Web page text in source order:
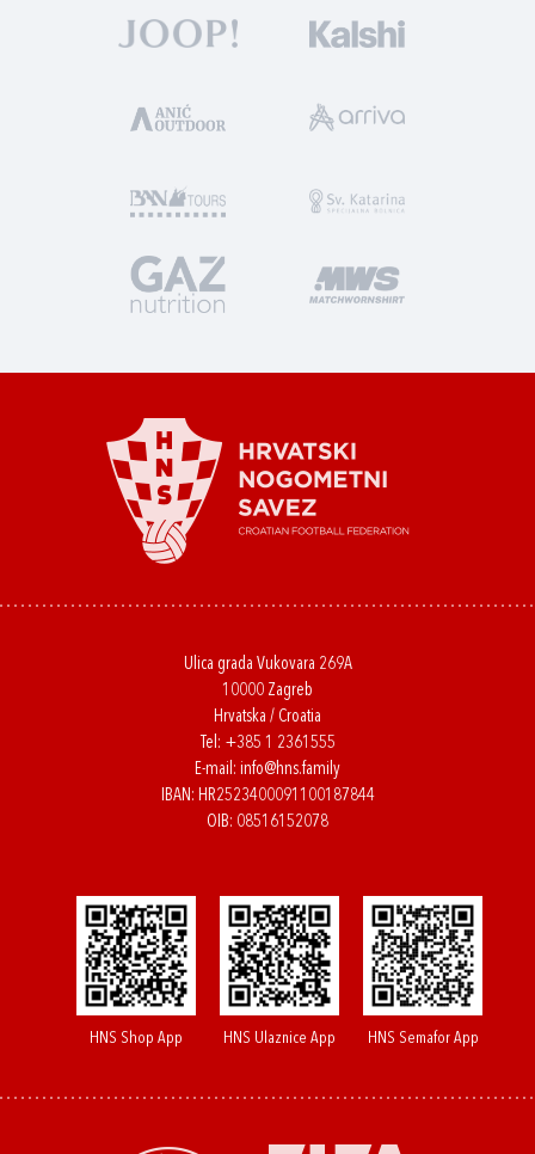
Ulica grada Vukovara 269A
10000 Zagreb
Hrvatska / Croatia
Tel: +385 1 2361555
E-mail: info@hns.family
IBAN: HR2523400091100187844
OIB: 08516152078
HNS Shop App HNS Ulaznice App HNS Semafor App